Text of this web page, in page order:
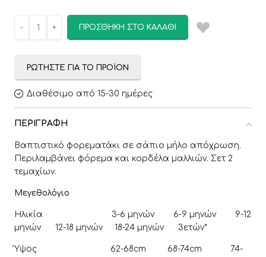
ΠΡΟΣΘΉΚΗ ΣΤΟ ΚΑΛΆΘΙ
ΡΩΤΉΣΤΕ ΓΙΑ ΤΟ ΠΡΟΪΌΝ
Διαθέσιμο από 15-30 ημέρες
ΠΕΡΙΓΡΑΦΉ
Βαπτιστικό φορεματάκι σε σάπιο μήλο απόχρωση.
Περιλαμβάνει φόρεμα και κορδέλα μαλλιών. Σετ 2
τεμαχίων.
Μεγεθολόγιο
Ηλικία 3-6 μηνών 6-9 μηνών 9-12
μηνών 12-18 μηνών 18-24 μηνών 3ετών*
Ύψος 62-68cm 68-74cm 74-